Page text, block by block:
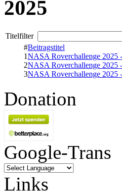
2025
Titelfilter
#Beitragstitel
1NASA Roverchallenge 2025
2NASA Roverchallenge 2025 -
3NASA Roverchallenge 2025
Donation
Google-Trans
Links